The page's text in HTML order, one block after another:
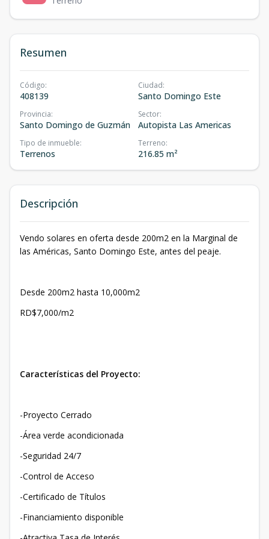
Resumen
Código:
408139
Ciudad:
Santo Domingo Este
Provincia:
Santo Domingo de Guzmán
Sector:
Autopista Las Americas
Tipo de inmueble:
Terrenos
Terreno:
216.85 m²
Descripción
Vendo solares en oferta desde 200m2 en la Marginal de
las Américas, Santo Domingo Este, antes del peaje.
Desde 200m2 hasta 10,000m2
RD$7,000/m2
Características del Proyecto:
-Proyecto Cerrado
-Área verde acondicionada
-Seguridad 24/7
-Control de Acceso
-Certificado de Títulos
-Financiamiento disponible